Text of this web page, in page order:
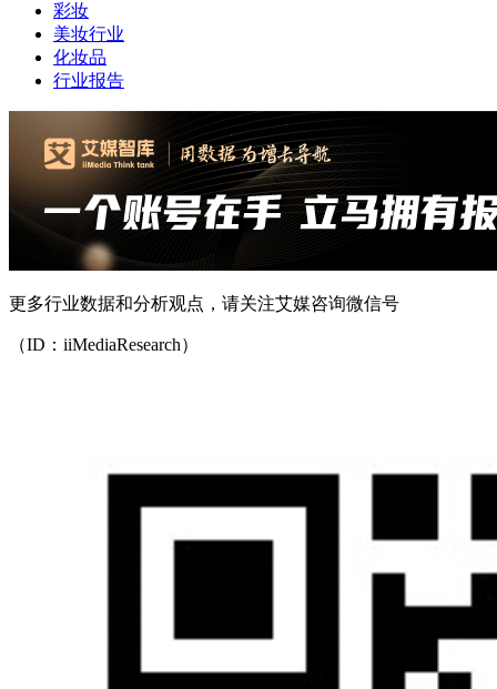
彩妆
美妆行业
化妆品
行业报告
更多行业数据和分析观点，请关注艾媒咨询微信号
（ID：iiMediaResearch）